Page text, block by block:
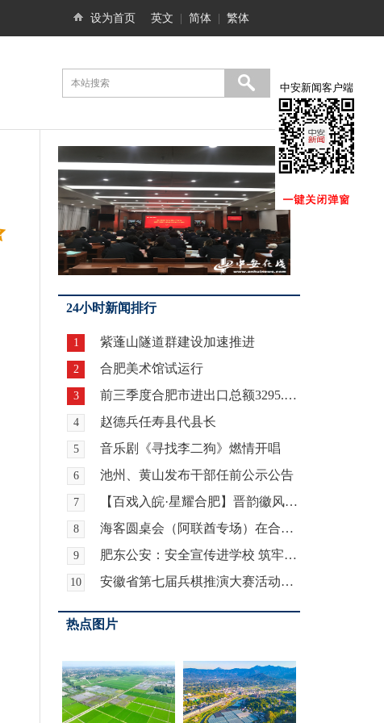
设为首页 英文 简体 繁体
24小时新闻排行
1 紫蓬山隧道群建设加速推进
2 合肥美术馆试运行
3 前三季度合肥市进出口总额3295.9亿元 增长21.8%
4 赵德兵任寿县代县长
5 音乐剧《寻找李二狗》燃情开唱
6 池州、黄山发布干部任前公示公告
7 【百戏入皖·星耀合肥】晋韵徽风牵情愫 两地戏迷暖心约
8 海客圆桌会（阿联酋专场）在合肥举行
9 肥东公安：安全宣传进学校 筑牢校园安全“防护网”
10 安徽省第七届兵棋推演大赛活动暨全国第九届兵棋推演大赛安徽省赛区选拔赛在合肥开赛
热点图片
中安新闻客户端